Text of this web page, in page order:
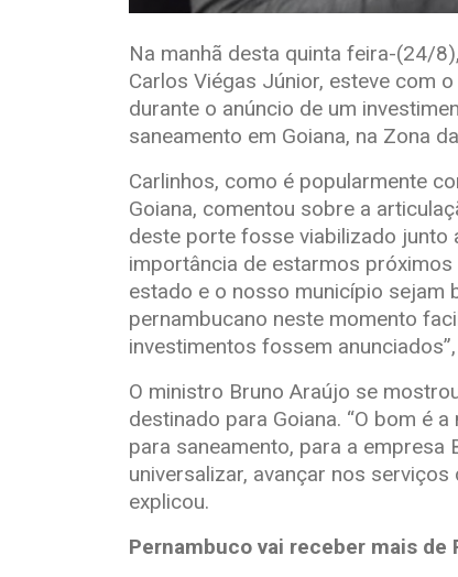
Na manhã desta quinta feira-(24/
Carlos Viégas Júnior, esteve com
durante o anúncio de um
saneamento em Goiana, na Zona
Carlinhos, como é popularmente
Goiana, comentou sobre a
deste porte fosse viabilizado junto
importância de estarmos
estado e o nosso município sejam
pernambucano neste momento
investimentos fossem
O ministro Bruno Araújo se
destinado para Goiana. “O bom é
para saneamento, para a empresa
universalizar, avançar nos
explicou.
Pernambuco vai receber mais de